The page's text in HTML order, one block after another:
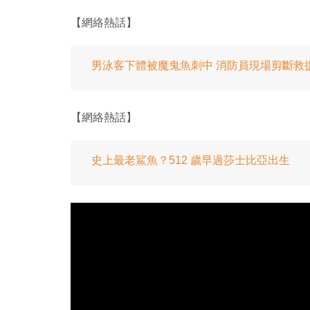
【網絡熱話】
男泳客下體被魔鬼魚刺中 消防員現場剪斷救
【網絡熱話】
史上最老鯊魚？512 歲早過莎士比亞出生